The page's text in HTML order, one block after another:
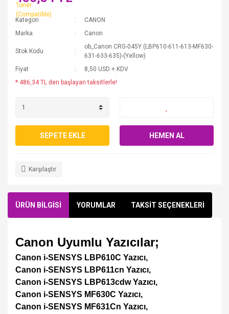
Kategori
CANON
Marka
Canon
Stok Kodu
ob_Canon CRG-045Y (LBP610-611-613-MF630-
631-633-635)-(Yellow)
Fiyat
8,50 USD + KDV
* 486,34 TL den başlayan taksitlerle!
SEPETE EKLE HEMEN AL
Karşılaştır
ÜRÜN BİLGİSİ YORUMLAR TAKSİT SEÇENEKLERİ
Canon Uyumlu Yazıcılar;
Canon i-SENSYS LBP610C Yazıcı,
Canon i-SENSYS LBP611cn Yazıcı,
Canon i-SENSYS LBP613cdw Yazıcı,
Canon i-SENSYS MF630C Yazıcı,
Canon i-SENSYS MF631Cn Yazıcı,